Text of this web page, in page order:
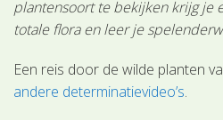
plantensoort te bekijken krijg je
totale flora en leer je
Een reis door de wilde planten
andere determinatievideo’s.